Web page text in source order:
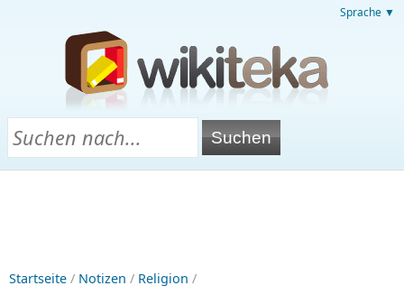
Sprache ▼
Startseite / Notizen / Religion /